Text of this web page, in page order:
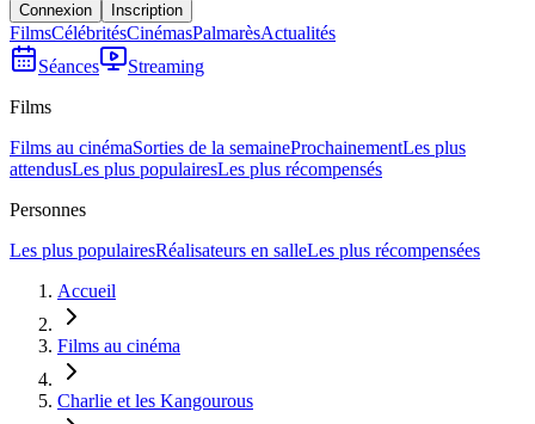
Connexion Inscription
FilmsCélébritésCinémasPalmarèsActualités
Séances
Streaming
Films
Films au cinémaSorties de la semaineProchainementLes plus
attendusLes plus populairesLes plus récompensés
Personnes
Les plus populairesRéalisateurs en salleLes plus récompensées
Accueil
Films au cinéma
Charlie et les Kangourous